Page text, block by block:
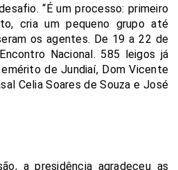
“É um processo: primeiro
cria um pequeno grupo até
os agentes. De 19 a 22 de
Nacional. 585 leigos já
de Jundiaí, Dom Vicente
Celia Soares de Souza e José
a presidência agradeceu as